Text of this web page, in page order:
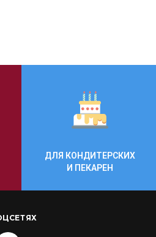
ДЛЯ КОНДИТЕРСКИХ
И ПЕКАРЕН